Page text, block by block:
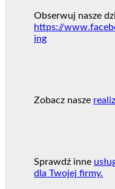
Obserwuj nasze
https://
ing
Zobacz nasze
Sprawdź inne
dla Twojej firmy.